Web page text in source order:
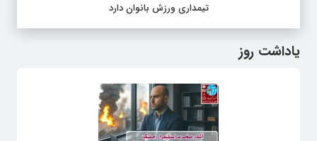
تیمداری ورزش بانوان دارد
یاداشت روز